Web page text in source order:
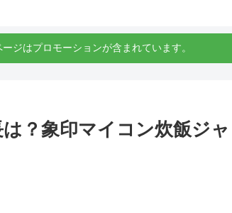
ージはプロモーションが含まれています。
？象印マイコン炊飯ジャ